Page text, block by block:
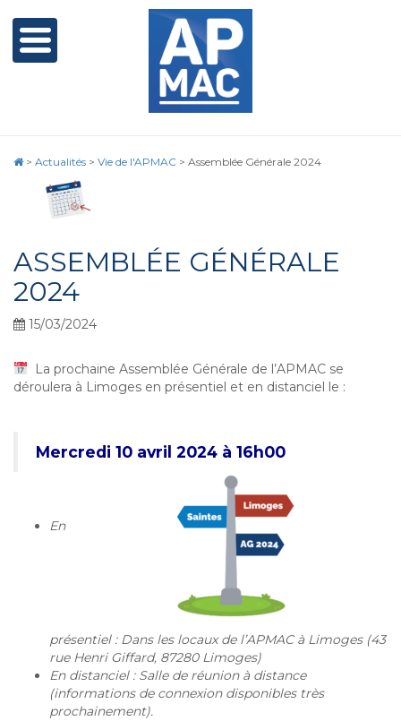
> Actualités > Vie de l'APMAC > Assemblée Générale 2024
ASSEMBLÉE GÉNÉRALE
2024
15/03/2024
La prochaine Assemblée Générale de l’APMAC se
déroulera à Limoges en présentiel et en distanciel le :
Mercredi 10 avril 2024 à 16h00
En
présentiel : Dans les locaux de l’APMAC à Limoges (43
rue Henri Giffard, 87280 Limoges)
En distanciel : Salle de réunion à distance
(informations de connexion disponibles très
prochainement).